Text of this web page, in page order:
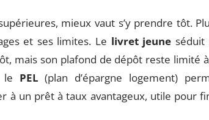
mieux vaut s’y prendre tôt.
et ses limites. Le livret jeune séduit
mais son plafond de dépôt reste limité
le PEL (plan d’épargne logement)
à un prêt à taux avantageux, utile pour